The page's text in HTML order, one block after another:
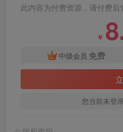
此内容为付费资源，请付费后
￥
中级会员 免费
您当前未登